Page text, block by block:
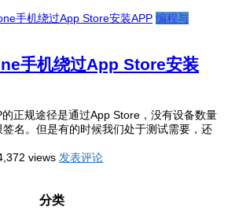
编程与
手机绕过App Store安装
正规途径是通过App Store，没有设备数量
名。但是有的时候我们处于测试需要，还
views 发表评论
分类